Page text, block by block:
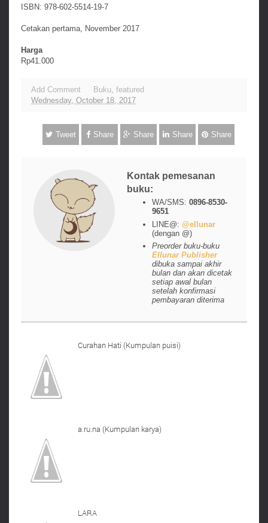
ISBN: 978-602-5514-19-7
Cetakan pertama, November 2017
Harga
Rp41.000
Add Comment Buku featured
Wednesday, October 18, 2017
Tweet Share Share Share Share
Kontak pemesanan
buku:
WA/SMS:0896-8530-
9651
LINE@:@ellunar
(dengan @)
Preorder buku-buku
Ellunar Publisher
dibuka sampai akhir
bulan dan akan dicetak
setiap awal bulan
setelah konfirmasi
pembayaran diterima
Curahan Hati (Kumpulan puisi)
a.ru.na (Kumpulan karya)
LARA